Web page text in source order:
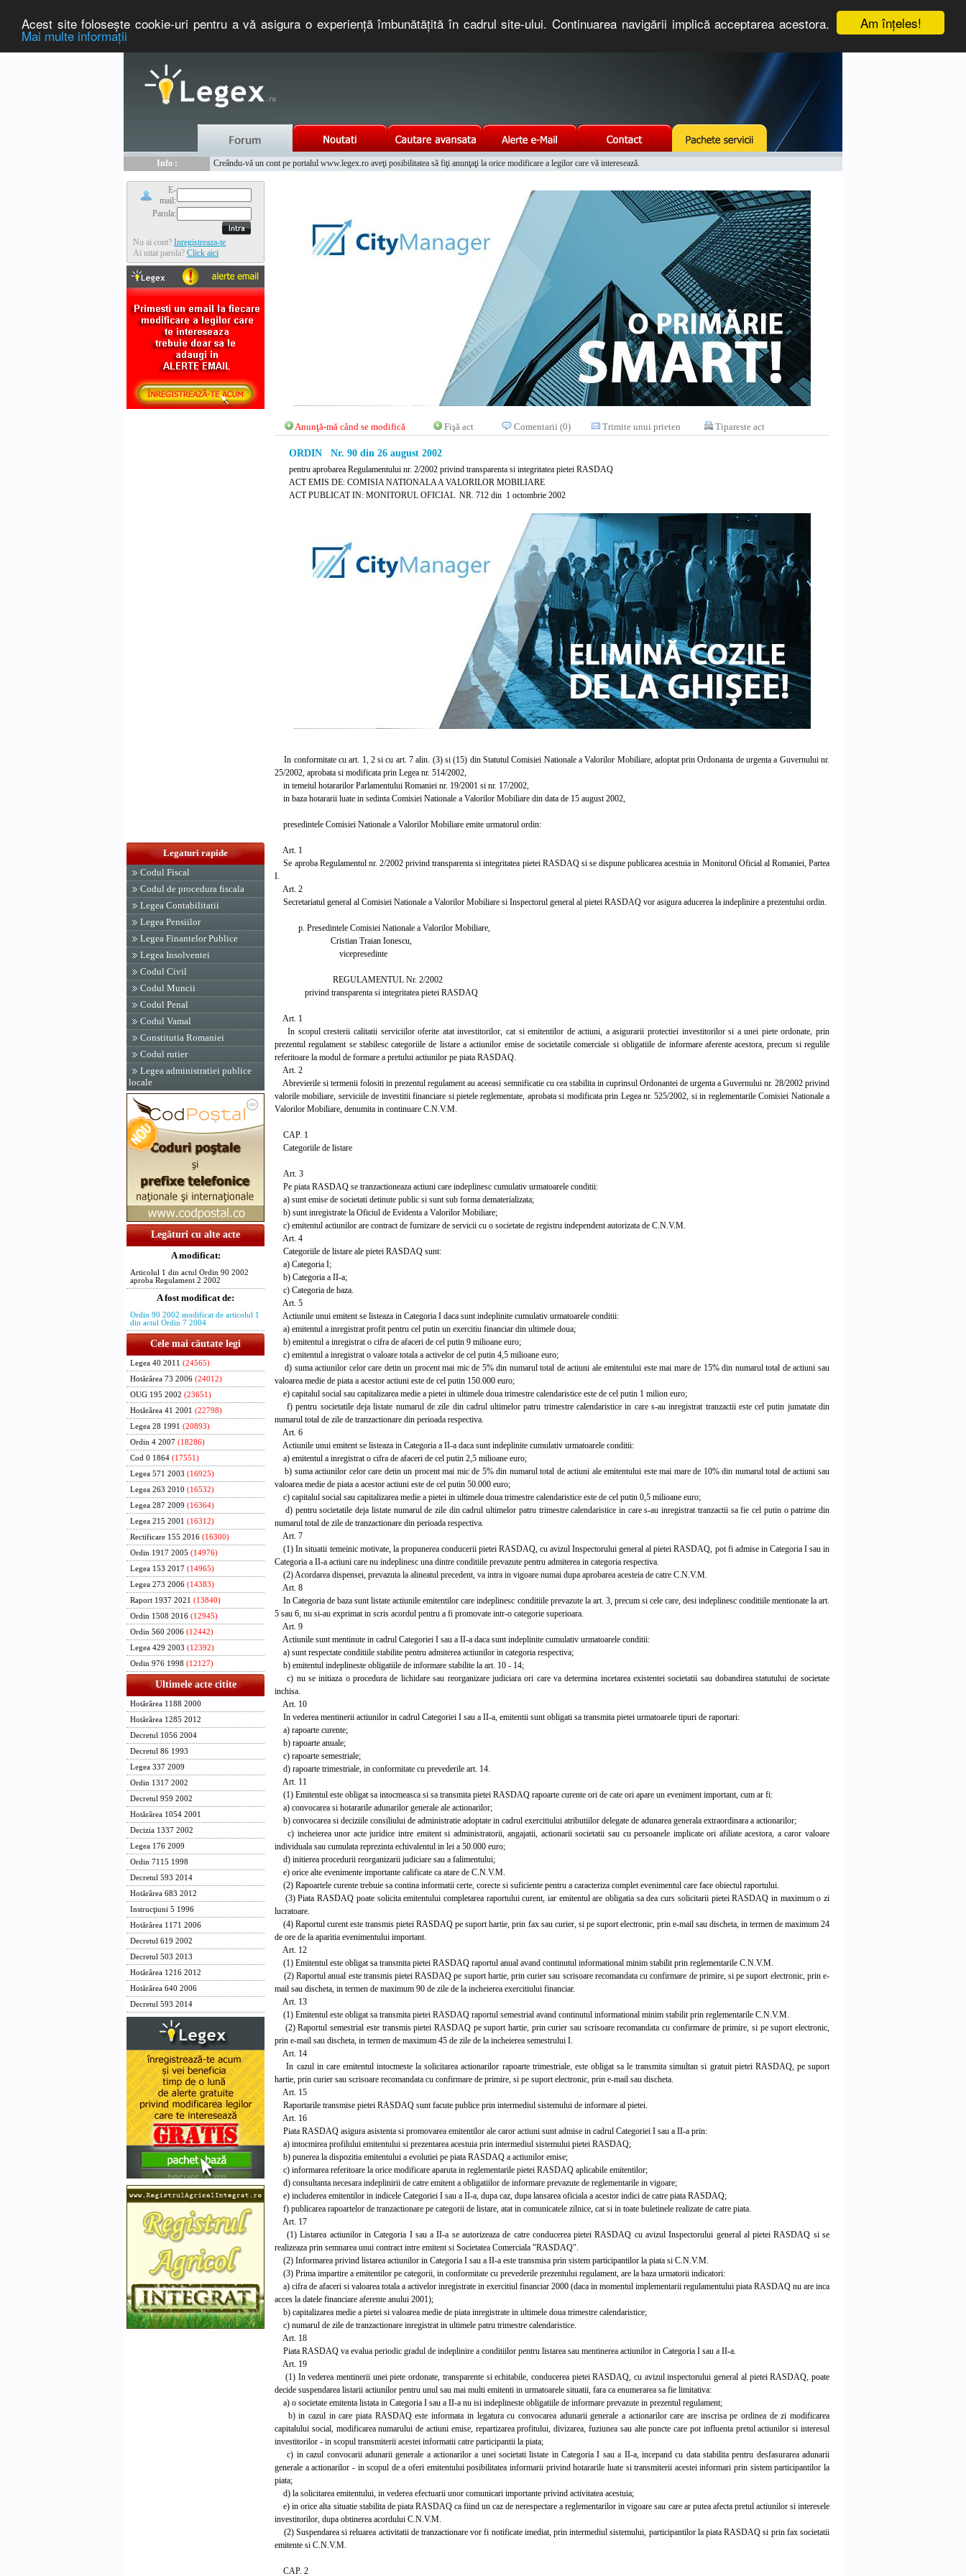
Am înţeles!
Acest site foloseşte cookie-uri pentru a vă asigura o experienţă îmbunătăţită în cadrul site-ului. Continuarea navigării implică acceptarea acestora.
Mai multe informaţii
Info :
Creându-vă un cont pe portalul www.legex.ro aveţi posibilitatea să fiţi anunţaţi la orice modificare a legilor care vă interesează.
E-
mail:
Parola:
Nu ai cont? Inregistreaza-te
Ai uitat parola? Click aici
Legaturi rapide
Codul Fiscal
Codul de procedura fiscala
Legea Contabilitatii
Legea Pensiilor
Legea Finantelor Publice
Legea Insolventei
Codul Civil
Codul Muncii
Codul Penal
Codul Vamal
Constitutia Romaniei
Codul rutier
Legea administratiei publice
locale
Legături cu alte acte
A modificat:
Articolul 1 din actul Ordin 90 2002
aproba Regulament 2 2002
A fost modificat de:
Ordin 90 2002 modificat de articolul 1
din actul Ordin 7 2004
Cele mai căutate legi
Legea 40 2011 (24565)
Hotărârea 73 2006 (24012)
OUG 195 2002 (23651)
Hotărârea 41 2001 (22798)
Legea 28 1991 (20893)
Ordin 4 2007 (18286)
Cod 0 1864 (17551)
Legea 571 2003 (16925)
Legea 263 2010 (16532)
Legea 287 2009 (16364)
Legea 215 2001 (16312)
Rectificare 155 2016 (16300)
Ordin 1917 2005 (14976)
Legea 153 2017 (14965)
Legea 273 2006 (14383)
Raport 1937 2021 (13840)
Ordin 1508 2016 (12945)
Ordin 560 2006 (12442)
Legea 429 2003 (12392)
Ordin 976 1998 (12127)
Ultimele acte citite
Hotărârea 1188 2000
Hotărârea 1285 2012
Decretul 1056 2004
Decretul 86 1993
Legea 337 2009
Ordin 1317 2002
Decretul 959 2002
Hotărârea 1054 2001
Decizia 1337 2002
Legea 176 2009
Ordin 7115 1998
Decretul 593 2014
Hotărârea 683 2012
Instrucţiuni 5 1996
Hotărârea 1171 2006
Decretul 619 2002
Decretul 503 2013
Hotărârea 1216 2012
Hotărârea 640 2006
Decretul 593 2014
Anunţă-mă când se modifică Fişă act Comentarii (0) Trimite unui prieten Tipareste act
ORDIN Nr. 90 din 26 august 2002
pentru aprobarea Regulamentului nr. 2/2002 privind transparenta si integritatea pietei RASDAQ
ACT EMIS DE: COMISIA NATIONALA A VALORILOR MOBILIARE
ACT PUBLICAT IN: MONITORUL OFICIAL NR. 712 din 1 octombrie 2002
In conformitate cu art. 1, 2 si cu art. 7 alin. (3) si (15) din Statutul Comisiei Nationale a Valorilor Mobiliare, adoptat prin Ordonanta de urgenta a Guvernului nr.
25/2002, aprobata si modificata prin Legea nr. 514/2002,
in temeiul hotararilor Parlamentului Romaniei nr. 19/2001 si nr. 17/2002,
in baza hotararii luate in sedinta Comisiei Nationale a Valorilor Mobiliare din data de 15 august 2002,
presedintele Comisiei Nationale a Valorilor Mobiliare emite urmatorul ordin:
Art. 1
Se aproba Regulamentul nr. 2/2002 privind transparenta si integritatea pietei RASDAQ si se dispune publicarea acestuia in Monitorul Oficial al Romaniei, Partea
I.
Art. 2
Secretariatul general al Comisiei Nationale a Valorilor Mobiliare si Inspectorul general al pietei RASDAQ vor asigura aducerea la indeplinire a prezentului ordin.
p. Presedintele Comisiei Nationale a Valorilor Mobiliare,
Cristian Traian Ionescu,
vicepresedinte
REGULAMENTUL Nr. 2/2002
privind transparenta si integritatea pietei RASDAQ
Art. 1
In scopul cresterii calitatii serviciilor oferite atat investitorilor, cat si emitentilor de actiuni, a asigurarii protectiei investitorilor si a unei piete ordonate, prin
prezentul regulament se stabilesc categoriile de listare a actiunilor emise de societatile comerciale si obligatiile de informare aferente acestora, precum si regulile
referitoare la modul de formare a pretului actiunilor pe piata RASDAQ.
Art. 2
Abrevierile si termenii folositi in prezentul regulament au aceeasi semnificatie cu cea stabilita in cuprinsul Ordonantei de urgenta a Guvernului nr. 28/2002 privind
valorile mobiliare, serviciile de investitii financiare si pietele reglementate, aprobata si modificata prin Legea nr. 525/2002, si in reglementarile Comisiei Nationale a
Valorilor Mobiliare, denumita in continuare C.N.V.M.
CAP. 1
Categoriile de listare
Art. 3
Pe piata RASDAQ se tranzactioneaza actiuni care indeplinesc cumulativ urmatoarele conditii:
a) sunt emise de societati detinute public si sunt sub forma dematerializata;
b) sunt inregistrate la Oficiul de Evidenta a Valorilor Mobiliare;
c) emitentul actiunilor are contract de furnizare de servicii cu o societate de registru independent autorizata de C.N.V.M.
Art. 4
Categoriile de listare ale pietei RASDAQ sunt:
a) Categoria I;
b) Categoria a II-a;
c) Categoria de baza.
Art. 5
Actiunile unui emitent se listeaza in Categoria I daca sunt indeplinite cumulativ urmatoarele conditii:
a) emitentul a inregistrat profit pentru cel putin un exercitiu financiar din ultimele doua;
b) emitentul a inregistrat o cifra de afaceri de cel putin 9 milioane euro;
c) emitentul a inregistrat o valoare totala a activelor de cel putin 4,5 milioane euro;
d) suma actiunilor celor care detin un procent mai mic de 5% din numarul total de actiuni ale emitentului este mai mare de 15% din numarul total de actiuni sau
valoarea medie de piata a acestor actiuni este de cel putin 150.000 euro;
e) capitalul social sau capitalizarea medie a pietei in ultimele doua trimestre calendaristice este de cel putin 1 milion euro;
f) pentru societatile deja listate numarul de zile din cadrul ultimelor patru trimestre calendaristice in care s-au inregistrat tranzactii este cel putin jumatate din
numarul total de zile de tranzactionare din perioada respectiva.
Art. 6
Actiunile unui emitent se listeaza in Categoria a II-a daca sunt indeplinite cumulativ urmatoarele conditii:
a) emitentul a inregistrat o cifra de afaceri de cel putin 2,5 milioane euro;
b) suma actiunilor celor care detin un procent mai mic de 5% din numarul total de actiuni ale emitentului este mai mare de 10% din numarul total de actiuni sau
valoarea medie de piata a acestor actiuni este de cel putin 50.000 euro;
c) capitalul social sau capitalizarea medie a pietei in ultimele doua trimestre calendaristice este de cel putin 0,5 milioane euro;
d) pentru societatile deja listate numarul de zile din cadrul ultimelor patru trimestre calendaristice in care s-au inregistrat tranzactii sa fie cel putin o patrime din
numarul total de zile de tranzactionare din perioada respectiva.
Art. 7
(1) In situatii temeinic motivate, la propunerea conducerii pietei RASDAQ, cu avizul Inspectorului general al pietei RASDAQ, pot fi admise in Categoria I sau in
Categoria a II-a actiuni care nu indeplinesc una dintre conditiile prevazute pentru admiterea in categoria respectiva.
(2) Acordarea dispensei, prevazuta la alineatul precedent, va intra in vigoare numai dupa aprobarea acesteia de catre C.N.V.M.
Art. 8
In Categoria de baza sunt listate actiunile emitentilor care indeplinesc conditiile prevazute la art. 3, precum si cele care, desi indeplinesc conditiile mentionate la art.
5 sau 6, nu si-au exprimat in scris acordul pentru a fi promovate intr-o categorie superioara.
Art. 9
Actiunile sunt mentinute in cadrul Categoriei I sau a II-a daca sunt indeplinite cumulativ urmatoarele conditii:
a) sunt respectate conditiile stabilite pentru admiterea actiunilor in categoria respectiva;
b) emitentul indeplineste obligatiile de informare stabilite la art. 10 - 14;
c) nu se initiaza o procedura de lichidare sau reorganizare judiciara ori care va determina incetarea existentei societatii sau dobandirea statutului de societate
inchisa.
Art. 10
In vederea mentinerii actiunilor in cadrul Categoriei I sau a II-a, emitentii sunt obligati sa transmita pietei urmatoarele tipuri de raportari:
a) rapoarte curente;
b) rapoarte anuale;
c) rapoarte semestriale;
d) rapoarte trimestriale, in conformitate cu prevederile art. 14.
Art. 11
(1) Emitentul este obligat sa intocmeasca si sa transmita pietei RASDAQ rapoarte curente ori de cate ori apare un eveniment important, cum ar fi:
a) convocarea si hotararile adunarilor generale ale actionarilor;
b) convocarea si deciziile consiliului de administratie adoptate in cadrul exercitiului atributiilor delegate de adunarea generala extraordinara a actionarilor;
c) incheierea unor acte juridice intre emitent si administratorii, angajatii, actionarii societatii sau cu persoanele implicate ori afiliate acestora, a caror valoare
individuala sau cumulata reprezinta echivalentul in lei a 50.000 euro;
d) initierea procedurii reorganizarii judiciare sau a falimentului;
e) orice alte evenimente importante calificate ca atare de C.N.V.M.
(2) Rapoartele curente trebuie sa contina informatii certe, corecte si suficiente pentru a caracteriza complet evenimentul care face obiectul raportului.
(3) Piata RASDAQ poate solicita emitentului completarea raportului curent, iar emitentul are obligatia sa dea curs solicitarii pietei RASDAQ in maximum o zi
lucratoare.
(4) Raportul curent este transmis pietei RASDAQ pe suport hartie, prin fax sau curier, si pe suport electronic, prin e-mail sau discheta, in termen de maximum 24
de ore de la aparitia evenimentului important.
Art. 12
(1) Emitentul este obligat sa transmita pietei RASDAQ raportul anual avand continutul informational minim stabilit prin reglementarile C.N.V.M.
(2) Raportul anual este transmis pietei RASDAQ pe suport hartie, prin curier sau scrisoare recomandata cu confirmare de primire, si pe suport electronic, prin e-
mail sau discheta, in termen de maximum 90 de zile de la incheierea exercitiului financiar.
Art. 13
(1) Emitentul este obligat sa transmita pietei RASDAQ raportul semestrial avand continutul informational minim stabilit prin reglementarile C.N.V.M.
(2) Raportul semestrial este transmis pietei RASDAQ pe suport hartie, prin curier sau scrisoare recomandata cu confirmare de primire, si pe suport electronic,
prin e-mail sau discheta, in termen de maximum 45 de zile de la incheierea semestrului I.
Art. 14
In cazul in care emitentul intocmeste la solicitarea actionarilor rapoarte trimestriale, este obligat sa le transmita simultan si gratuit pietei RASDAQ, pe suport
hartie, prin curier sau scrisoare recomandata cu confirmare de primire, si pe suport electronic, prin e-mail sau discheta.
Art. 15
Raportarile transmise pietei RASDAQ sunt facute publice prin intermediul sistemului de informare al pietei.
Art. 16
Piata RASDAQ asigura asistenta si promovarea emitentilor ale caror actiuni sunt admise in cadrul Categoriei I sau a II-a prin:
a) intocmirea profilului emitentului si prezentarea acestuia prin intermediul sistemului pietei RASDAQ;
b) punerea la dispozitia emitentului a evolutiei pe piata RASDAQ a actiunilor emise;
c) informarea referitoare la orice modificare aparuta in reglementarile pietei RASDAQ aplicabile emitentilor;
d) consultanta necesara indeplinirii de catre emitent a obligatiilor de informare prevazute de reglementarile in vigoare;
e) includerea emitentilor in indicele Categoriei I sau a II-a, dupa caz, dupa lansarea oficiala a acestor indici de catre piata RASDAQ;
f) publicarea rapoartelor de tranzactionare pe categorii de listare, atat in comunicatele zilnice, cat si in toate buletinele realizate de catre piata.
Art. 17
(1) Listarea actiunilor in Categoria I sau a II-a se autorizeaza de catre conducerea pietei RASDAQ cu avizul Inspectorului general al pietei RASDAQ si se
realizeaza prin semnarea unui contract intre emitent si Societatea Comerciala "RASDAQ".
(2) Informarea privind listarea actiunilor in Categoria I sau a II-a este transmisa prin sistem participantilor la piata si C.N.V.M.
(3) Prima impartire a emitentilor pe categorii, in conformitate cu prevederile prezentului regulament, are la baza urmatorii indicatori:
a) cifra de afaceri si valoarea totala a activelor inregistrate in exercitiul financiar 2000 (daca in momentul implementarii regulamentului piata RASDAQ nu are inca
acces la datele financiare aferente anului 2001);
b) capitalizarea medie a pietei si valoarea medie de piata inregistrate in ultimele doua trimestre calendaristice;
c) numarul de zile de tranzactionare inregistrat in ultimele patru trimestre calendaristice.
Art. 18
Piata RASDAQ va evalua periodic gradul de indeplinire a conditiilor pentru listarea sau mentinerea actiunilor in Categoria I sau a II-a.
Art. 19
(1) In vederea mentinerii unei piete ordonate, transparente si echitabile, conducerea pietei RASDAQ, cu avizul inspectorului general al pietei RASDAQ, poate
decide suspendarea listarii actiunilor pentru unul sau mai multi emitenti in urmatoarele situatii, fara ca enumerarea sa fie limitativa:
a) o societate emitenta listata in Categoria I sau a II-a nu isi indeplineste obligatiile de informare prevazute in prezentul regulament;
b) in cazul in care piata RASDAQ este informata in legatura cu convocarea adunarii generale a actionarilor care are inscrisa pe ordinea de zi modificarea
capitalului social, modificarea numarului de actiuni emise, repartizarea profitului, divizarea, fuziunea sau alte puncte care pot influenta pretul actiunilor si interesul
investitorilor - in scopul transmiterii acestei informatii catre participantii la piata;
c) in cazul convocarii adunarii generale a actionarilor a unei societati listate in Categoria I sau a II-a, incepand cu data stabilita pentru desfasurarea adunarii
generale a actionarilor - in scopul de a oferi emitentului posibilitatea informarii privind hotararile luate si transmiterii acestei informari prin sistem participantilor la
piata;
d) la solicitarea emitentului, in vederea efectuarii unor comunicari importante privind activitatea acestuia;
e) in orice alta situatie stabilita de piata RASDAQ ca fiind un caz de nerespectare a reglementarilor in vigoare sau care ar putea afecta pretul actiunilor si interesele
investitorilor, dupa obtinerea acordului C.N.V.M.
(2) Suspendarea si reluarea activitatii de tranzactionare vor fi notificate imediat, prin intermediul sistemului, participantilor la piata RASDAQ si prin fax societatii
emitente si C.N.V.M.
CAP. 2